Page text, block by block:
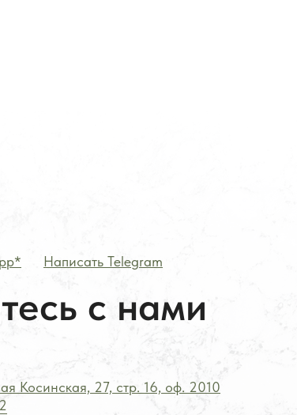
Написать Telegram
с нами
Косинская, 27, стр. 16, оф. 2010